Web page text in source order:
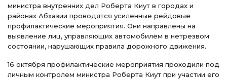
министра внутренних дел Роберта Киут в городах и
районах Абхазии проводятся усиленные рейдовые
профилактические мероприятия. Они направлены на
выявление лиц, управляющих автомобилем в нетрезвом
состоянии, нарушающих правила дорожного движения.
16 октября профилактические мероприятия проходили под
личным контролем министра Роберта Киут при участии его